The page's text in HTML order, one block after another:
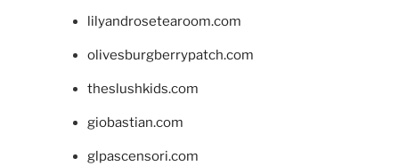
lilyandrosetearoom.com
olivesburgberrypatch.com
theslushkids.com
giobastian.com
glpascensori.com